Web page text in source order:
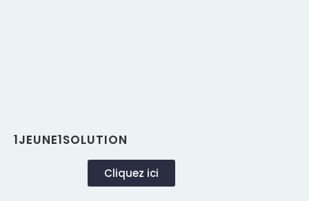
1JEUNE1SOLUTION
Cliquez ici